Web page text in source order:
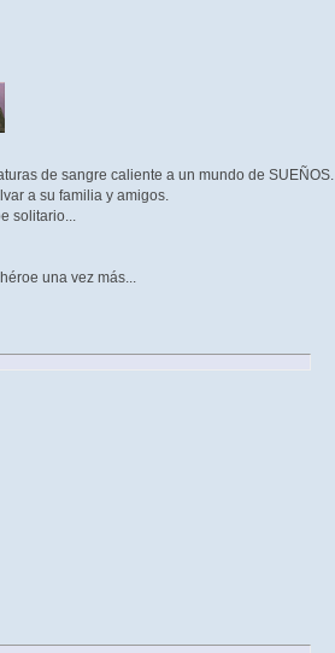
de sangre caliente a un mundo de SUEÑOS.
a su familia y amigos.
solitario...
una vez más...